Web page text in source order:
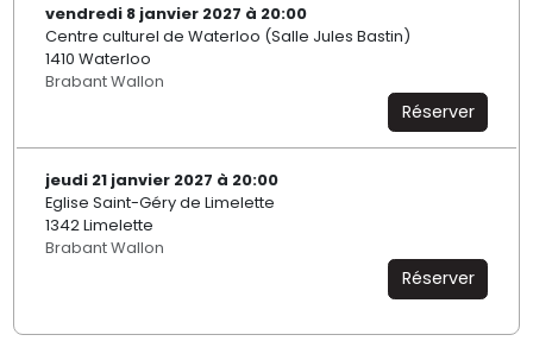
vendredi 8 janvier 2027 à 20:00
Centre culturel de Waterloo (Salle Jules Bastin)
1410 Waterloo
Brabant Wallon
Réserver
jeudi 21 janvier 2027 à 20:00
Eglise Saint-Géry de Limelette
1342 Limelette
Brabant Wallon
Réserver